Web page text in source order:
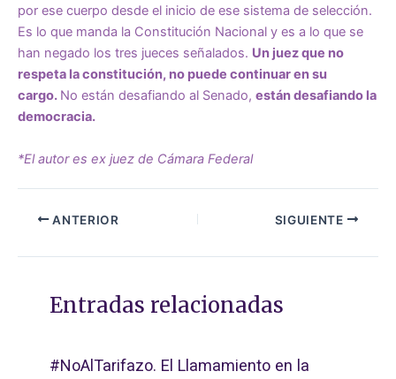
por ese cuerpo desde el inicio de ese sistema de selección.
Es lo que manda la Constitución Nacional y es a lo que se
han negado los tres jueces señalados. Un juez que no
respeta la constitución, no puede continuar en su
cargo. No están desafiando al Senado, están desafiando la
democracia.
*El autor es ex juez de Cámara Federal
ANTERIOR SIGUIENTE
Entradas relacionadas
#NoAlTarifazo. El Llamamiento en la